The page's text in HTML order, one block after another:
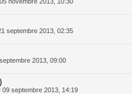
septembre 2013, 02:35
2013, 09:00
09 septembre 2013, 14:19